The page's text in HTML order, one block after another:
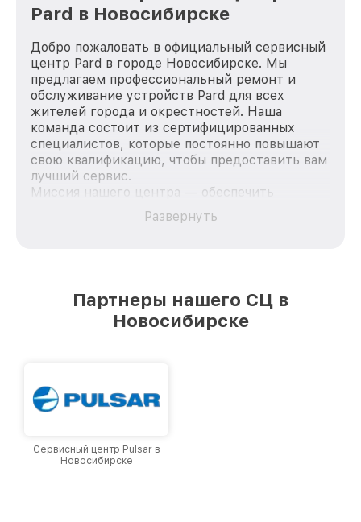
Pard в Новосибирске
Добро пожаловать в официальный сервисный
центр Pard в городе Новосибирске. Мы
предлагаем профессиональный ремонт и
обслуживание устройств Pard для всех
жителей города и окрестностей. Наша
команда состоит из сертифицированных
специалистов, которые постоянно повышают
свою квалификацию, чтобы предоставить вам
лучший сервис.
Миссия нашего центра — обеспечить
качественный и доступный ремонт для
каждого пользователя продукции Pard, вне
лучшим сервисным центром Pard в городе
Новосибирске, постоянно повышая уровень
Развернуть
Партнеры нашего СЦ в
Новосибирске
Сервисный центр Pulsar в
Новосибирске